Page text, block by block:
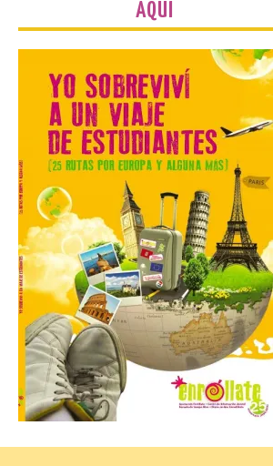
Joven 2026 en su primer
mes de vigencia
Las personas que hayan
cumplido o cumplan 18
años en 2026 pueden
solicitar esta ayuda en la
web
https://bonoculturajoven.gob.es/ hasta el
31 de octubre. Desde este año, los 400
euros del Bono pueden utilizarse tanto
para consumir productos culturales como
[…]
El Gobierno de España
lanza un visor web para
localizar y disfrutar del
eclipse solar del 12 de
agosto con seguridad
AQUÍ